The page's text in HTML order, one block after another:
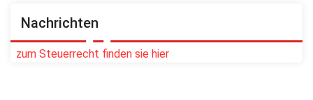
Nachrichten
zum Steuerrecht finden sie hier